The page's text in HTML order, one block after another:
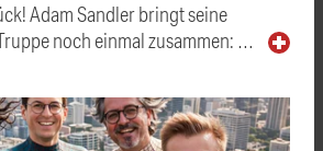
Adam Sandler bringt seine
noch einmal zusammen: …